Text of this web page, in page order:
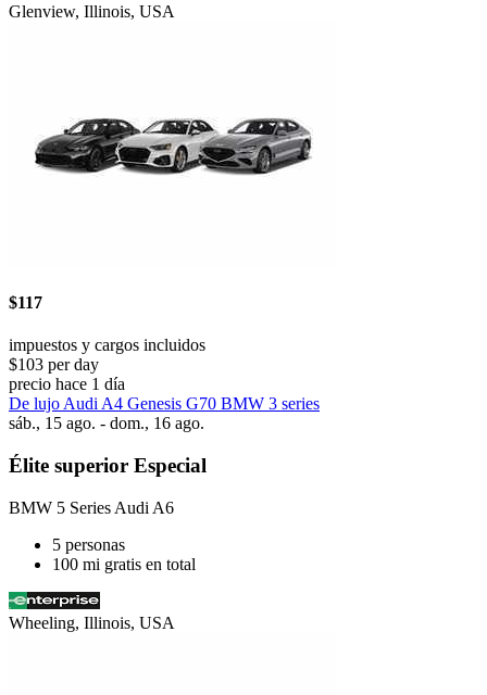
Glenview, Illinois, USA
$117
impuestos y cargos incluidos
$103 per day
precio hace 1 día
De lujo Audi A4 Genesis G70 BMW 3 series
sáb., 15 ago. - dom., 16 ago.
Élite superior Especial
BMW 5 Series Audi A6
5 personas
100 mi gratis en total
Wheeling, Illinois, USA